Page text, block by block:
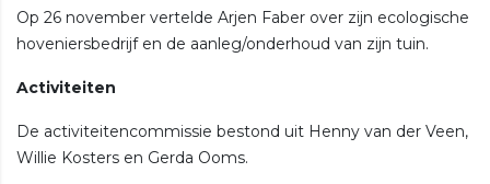
Op 26 november vertelde Arjen Faber over zijn ecologische
hoveniersbedrijf en de aanleg/onderhoud van zijn tuin.
Activiteiten
De activiteitencommissie bestond uit Henny van der Veen,
Willie Kosters en Gerda Ooms.